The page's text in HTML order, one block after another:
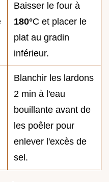
Baisser le four à
180°C et placer le
plat au gradin
inférieur.
Blanchir les lardons
2 min à l'eau
bouillante avant de
les poêler pour
enlever l'excès de
sel.